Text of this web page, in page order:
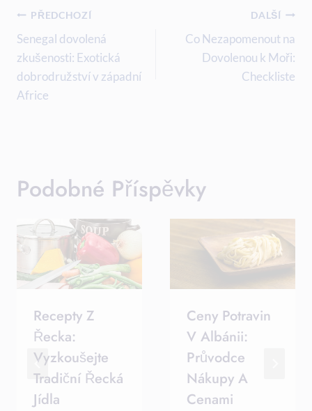
Navigace
Pro
Příspěvek
PŘEDCHOZÍ
Senegal dovolená
zkušenosti: Exotická
dobrodružství v západní
Africe
DALŠÍ
Co Nezapomenout na
Dovolenou k Moři:
Checkliste
Podobné Příspěvky
Recepty Z
Řecka:
Vyzkoušejte
Tradiční Řecká
Jídla
Ceny Potravin
V Albánii:
Průvodce
Nákupy A
Cenami